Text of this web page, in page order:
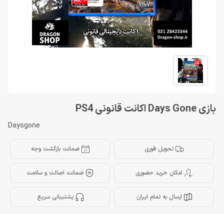
بازی Days Gone اکانت قانونی PS4
Daysgone
تحویل فوری ضمانت بازگشت وجه
امکان خرید حضوری ضمانت اصالت و سلامت
ارسال به تمام ایران پشتیبانی سریع